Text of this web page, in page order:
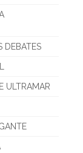
DEBATES
ULTRAMAR